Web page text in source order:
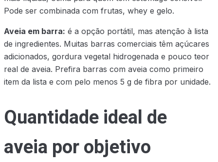
Pode ser combinada com frutas, whey e gelo.
Aveia em barra: é a opção portátil, mas atenção à lista
de ingredientes. Muitas barras comerciais têm açúcares
adicionados, gordura vegetal hidrogenada e pouco teor
real de aveia. Prefira barras com aveia como primeiro
item da lista e com pelo menos 5 g de fibra por unidade.
Quantidade ideal de
aveia por objetivo